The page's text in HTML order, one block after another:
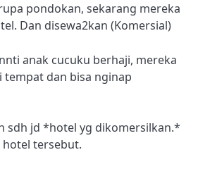
pondokan, sekarang mereka
Dan disewa2kan (Komersial)
anak cucuku berhaji, mereka
dan bisa nginap
sdh jd *hotel yg dikomersilkan.*
tersebut.